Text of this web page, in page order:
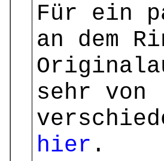
Für ein
an dem
sehr von
hier .